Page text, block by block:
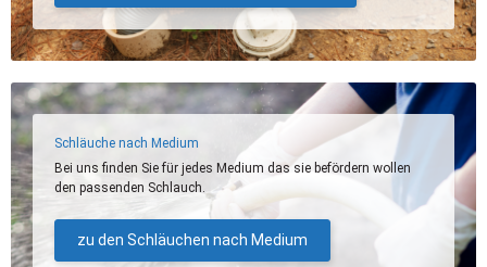
Schläuche nach Medium
Bei uns finden Sie für jedes Medium das sie befördern wollen
den passenden Schlauch.
zu den Schläuchen nach Medium